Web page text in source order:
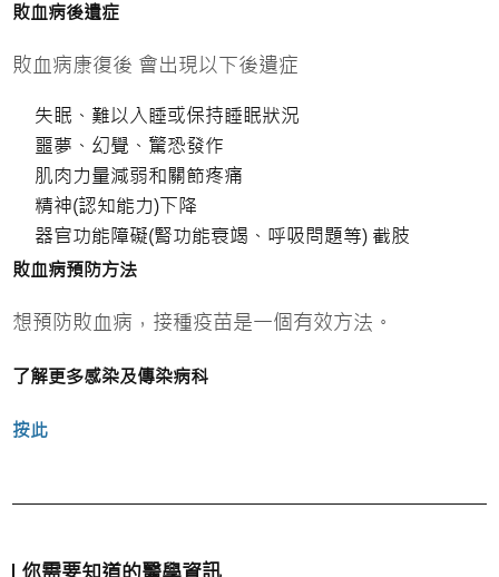
敗血病後遺症
敗血病康復後 會出現以下後遺症
失眠、難以入睡或保持睡眠狀況
噩夢、幻覺、驚恐發作
肌肉力量減弱和關節疼痛
精神(認知能力)下降
器官功能障礙(腎功能衰竭、呼吸問題等) 截肢
敗血病預防方法
想預防敗血病，接種疫苗是一個有效方法。
了解更多感染及傳染病科
按此